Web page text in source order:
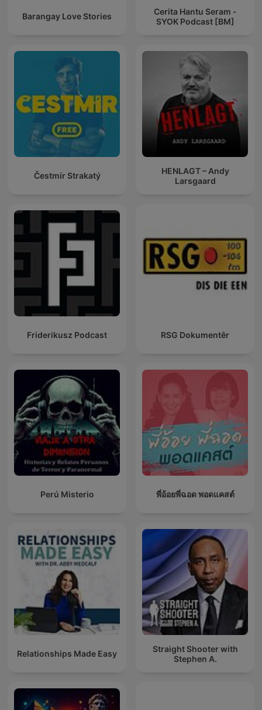
Barangay Love Stories
Cerita Hantu Seram -
SYOK Podcast [BM]
Čestmír Strakatý
HENLAGT – Andy
Larsgaard
Friderikusz Podcast RSG Dokumentêr
Perú Misterio พี่อ้อยพี่ฉอด พอดแคสต์
Relationships Made Easy
Straight Shooter with
Stephen A.